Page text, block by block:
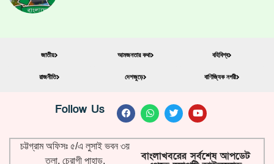
জাতীয়
রাজনীতি
আমজনতার কথা
দেশজুড়ে
বহিবিশ্ব
বাণিজ্যিক নগরী
Follow Us
চট্টগ্রাম অফিসঃ ৫/এ লুসাই ভবন ৩য়
তলা, চেরাগী পাহাড়,
বাংলাখবরের সর্বশেষ আপডেট